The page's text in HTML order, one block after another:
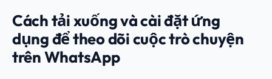
hiện một quy trình đơn giản và dễ dàng. Ngoài
ra, nhiều phần mềm còn cung cấp phiên bản
miễn phí hoặc dùng thử ban đầu, giúp người